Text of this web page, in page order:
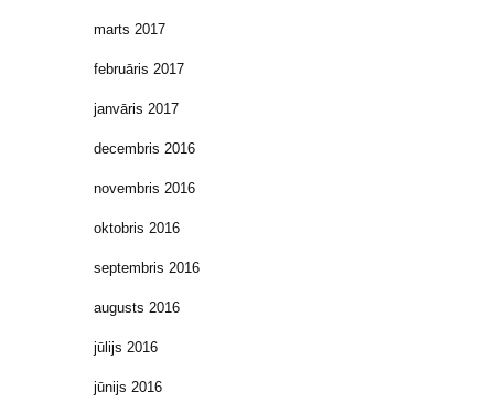
marts 2017
februāris 2017
janvāris 2017
decembris 2016
novembris 2016
oktobris 2016
septembris 2016
augusts 2016
jūlijs 2016
jūnijs 2016